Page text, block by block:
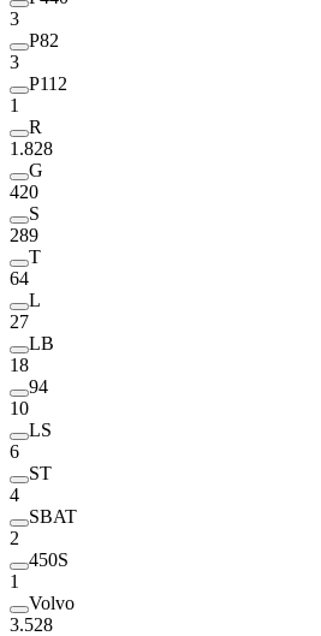
3
P82
3
P112
1
R
1.828
G
420
S
289
T
64
L
27
LB
18
94
10
LS
6
ST
4
SBAT
2
450S
1
Volvo
3.528